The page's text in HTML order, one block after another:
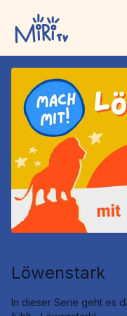
Löwenstark
In dieser Serie geht es